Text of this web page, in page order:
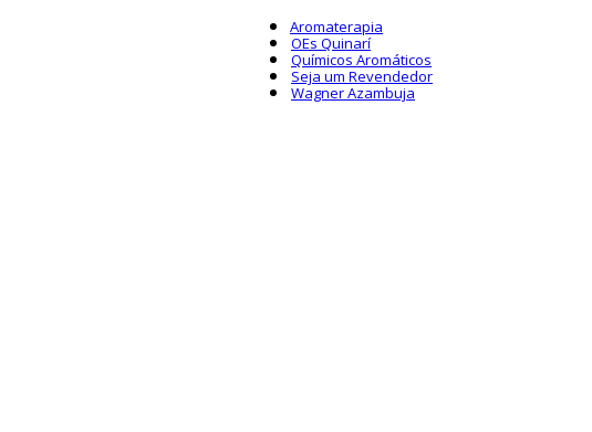
Aromaterapia
OEs Quinarí
Químicos Aromáticos
Seja um Revendedor
Wagner Azambuja